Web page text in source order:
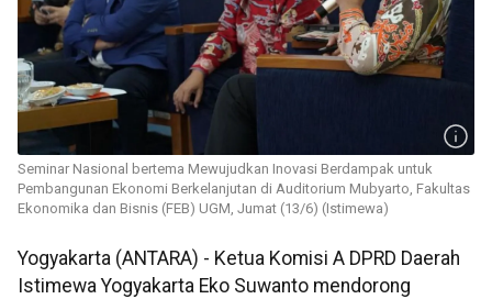
Seminar Nasional bertema Mewujudkan Inovasi Berdampak untuk
Pembangunan Ekonomi Berkelanjutan di Auditorium Mubyarto, Fakultas
Ekonomika dan Bisnis (FEB) UGM, Jumat (13/6) (Istimewa)
Yogyakarta (ANTARA) - Ketua Komisi A DPRD Daerah
Istimewa Yogyakarta Eko Suwanto mendorong